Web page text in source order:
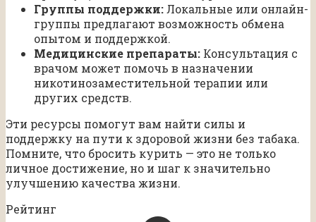
Группы поддержки: Локальные или онлайн-
группы предлагают возможность обмена
опытом и поддержкой.
Медицинские препараты: Консультация с
врачом может помочь в назначении
никотинозаместительной терапии или
других средств.
Эти ресурсы помогут вам найти силы и
поддержку на пути к здоровой жизни без табака.
Помните, что бросить курить — это не только
личное достижение, но и шаг к значительно
улучшению качества жизни.
Рейтинг